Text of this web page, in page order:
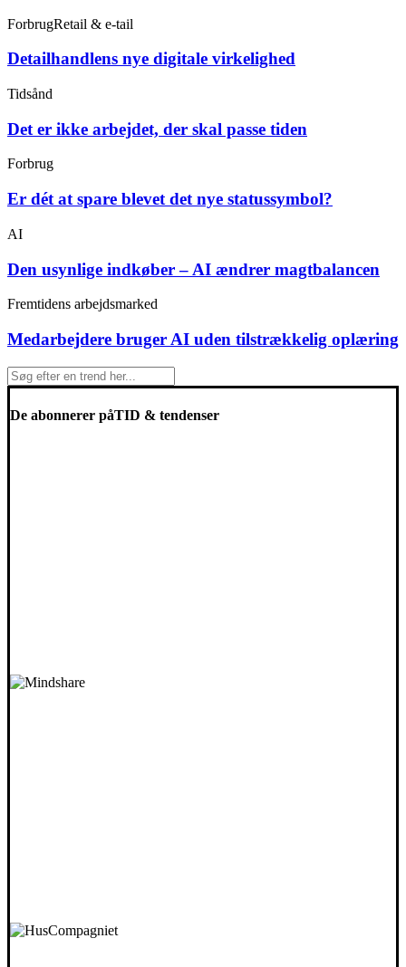
ForbrugRetail & e-tail
Detailhandlens nye digitale virkelighed
Tidsånd
Det er ikke arbejdet, der skal passe tiden
Forbrug
Er dét at spare blevet det nye statussymbol?
AI
Den usynlige indkøber – AI ændrer magtbalancen
Fremtidens arbejdsmarked
Medarbejdere bruger AI uden tilstrækkelig oplæring
De abonnerer påTID & tendenser